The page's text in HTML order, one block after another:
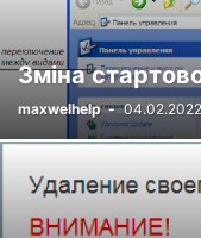
Зміна
maxwelhelp - 04.02.2022